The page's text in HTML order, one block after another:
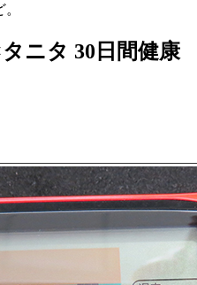
ニタ 30日間健康